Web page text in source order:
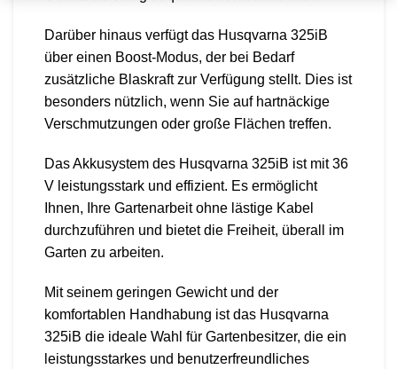
Darüber hinaus verfügt das Husqvarna 325iB
über einen Boost-Modus, der bei Bedarf
zusätzliche Blaskraft zur Verfügung stellt. Dies ist
besonders nützlich, wenn Sie auf hartnäckige
Verschmutzungen oder große Flächen treffen.
Das Akkusystem des Husqvarna 325iB ist mit 36
V leistungsstark und effizient. Es ermöglicht
Ihnen, Ihre Gartenarbeit ohne lästige Kabel
durchzuführen und bietet die Freiheit, überall im
Garten zu arbeiten.
Mit seinem geringen Gewicht und der
komfortablen Handhabung ist das Husqvarna
325iB die ideale Wahl für Gartenbesitzer, die ein
leistungsstarkes und benutzerfreundliches